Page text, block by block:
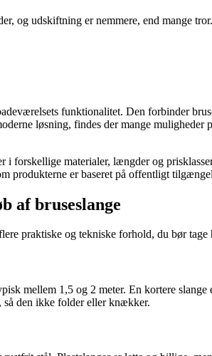
og udskiftning er nemmere, end mange
funktionalitet. Den forbinder
løsning, findes der mange
i forskellige materialer, længder og
produkterne er baseret på offentligt
af bruseslange
praktiske og tekniske forhold, du bør tage
mellem 1,5 og 2 meter. En kortere
så den ikke folder eller knækker.